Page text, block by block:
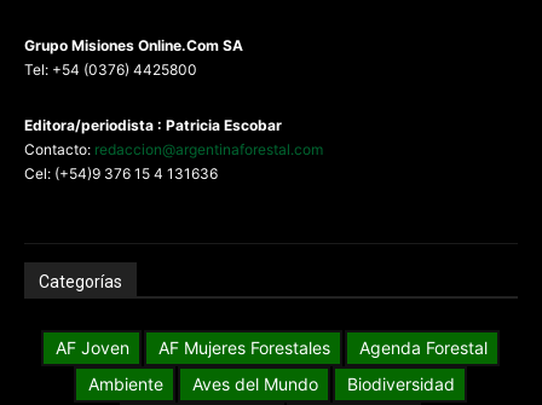
Grupo Misiones Online.Com SA
Tel: +54 (0376) 4425800
Editora/periodista : Patricia Escobar
Contacto: redaccion@argentinaforestal.com
Cel: (+54)9 376 15 4 131636
Categorías
AF Joven AF Mujeres Forestales
Agenda Forestal
Ambiente
Aves del Mundo
Biodiversidad